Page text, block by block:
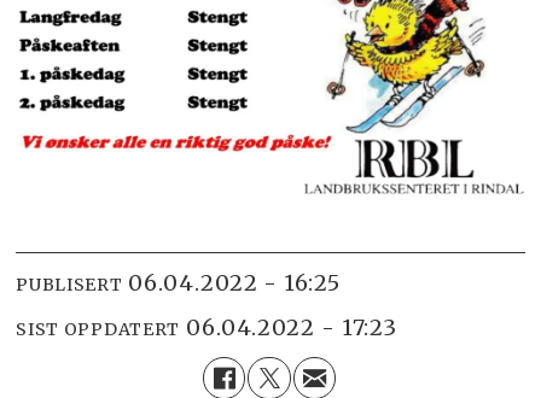
PUBLISERT 06.04.2022 - 16:25
SIST OPPDATERT 06.04.2022 - 17:23